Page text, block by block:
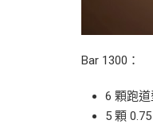
Bar 1300：
6 顆跑
5 顆